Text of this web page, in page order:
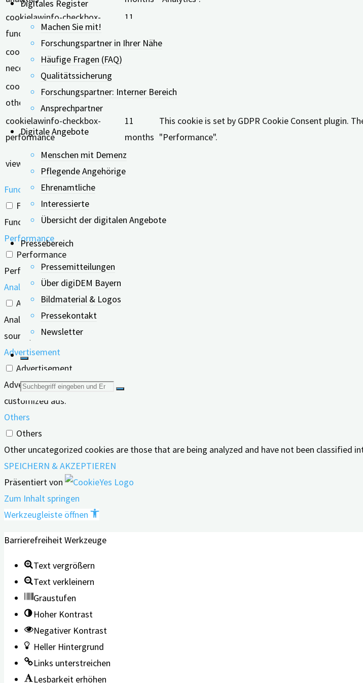
Digitales Register
Machen Sie mit!
Forschungspartner in Ihrer Nähe
Häufige Fragen (FAQ)
Qualitätssicherung
Forschungspartner: Interner Bereich
Ansprechpartner
Digitale Angebote
Menschen mit Demenz
Pflegende Angehörige
Ehrenamtliche
Interessierte
Übersicht der digitalen Angebote
Pressebereich
Pressemitteilungen
Über digiDEM Bayern
Bildmaterial & Logos
Pressekontakt
Newsletter
Suche
nach:
cookielawinfo-checkbox-
functional
11
cookielawinfo-checkbox-
necessary
cookielawinfo-checkbox-
others
11
This cookie is set by GDPR Cookie Consent plugin.
cookielawinfo-checkbox-
performance
11
months
This cookie is set by GDPR Cookie Consent plugin.
"Performance".
viewed_cookie_policy
11
months
Functional
Functional
Functional cookies help to perform certain functionalities like sharing the content of the
Performance
Performance
Performance cookies are used to understand and analyze the key performance indexes of
Analytics
Analytics
Analytical cookies are used to understand how visitors interact with the website. These
source, etc.
Advertisement
Advertisement
Advertisement cookies are used to provide visitors with relevant ads and marketing
customized ads.
Others
Others
Other uncategorized cookies are those that are being analyzed and have not been classified
SPEICHERN & AKZEPTIEREN
Präsentiert von
Zum Inhalt springen
Werkzeugleiste öffnen
Barrierefreiheit Werkzeuge
Text vergrößern
Text verkleinern
Graustufen
Hoher Kontrast
Negativer Kontrast
Heller Hintergrund
Links unterstreichen
Lesbarkeit erhöhen